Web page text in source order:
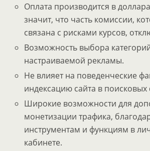
Оплата производится в
значит, что часть комиссии,
связана с рисками курсов,
Возможность выбора
настраиваемой рекламы.
Не влияет на поведенческие
индексацию сайта в поисковых
Широкие возможности для
монетизации трафика,
инструментам и функциям в
кабинете.